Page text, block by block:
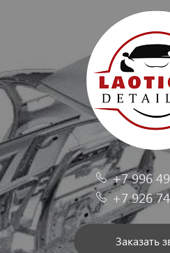
+7 996
+7 926
Заказать